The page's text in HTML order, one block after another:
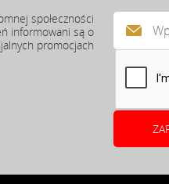
społeczności
informowani są o
promocjach